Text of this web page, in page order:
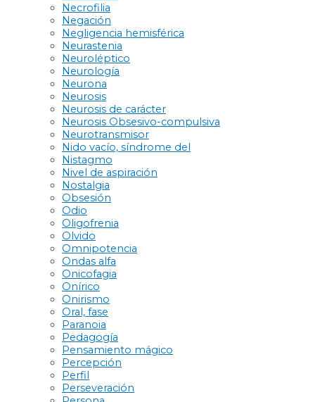
Necrofilia
Negación
Negligencia hemisférica
Neurastenia
Neuroléptico
Neurología
Neurona
Neurosis
Neurosis de carácter
Neurosis Obsesivo-compulsiva
Neurotransmisor
Nido vacío, síndrome del
Nistagmo
Nivel de aspiración
Nostalgia
Obsesión
Odio
Oligofrenia
Olvido
Omnipotencia
Ondas alfa
Onicofagia
Onírico
Onirismo
Oral, fase
Paranoia
Pedagogía
Pensamiento mágico
Percepción
Perfil
Perseveración